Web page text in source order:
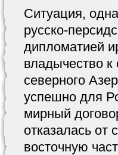
Ситуация,
русско-
дипломатией
владычество к
северного
успешно для
мирный
отказалась от
восточную